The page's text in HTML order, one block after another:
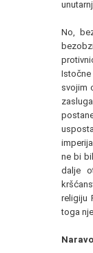
No,
svojim
ne bi
dalje
religiju
toga